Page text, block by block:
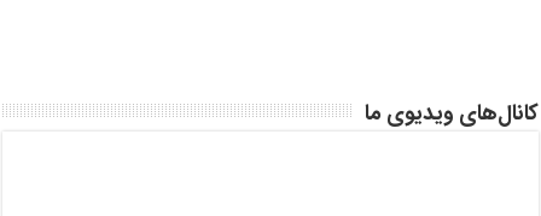
کانال‌های ویدیوی ما